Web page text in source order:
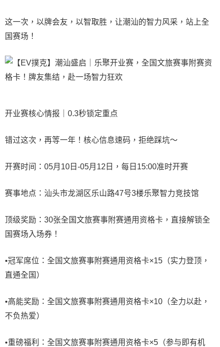
这一次，以牌会友，以智取胜，让潮汕的智力风采，站上全
国赛场！
开业赛核心情报｜0.3秒锁定重点
错过这次，再等一年！核心信息速码，拒绝踩坑～
开赛时间：05月10日-05月12日，每日15:00准时开赛
赛事地点：汕头市龙湖区乐山路47号3楼乐聚智力竞技馆
顶级奖励：30张全国文旅赛事附赛通用资格卡，直接解锁全
国赛场入场券！
•冠军席位：全国文旅赛事附赛通用资格卡×15（实力登顶，
直通全国）
•高能奖励：全国文旅赛事附赛通用资格卡×10（全力以赴，
不负热爱）
•重磅福利：全国文旅赛事附赛通用资格卡×5（参与即有机